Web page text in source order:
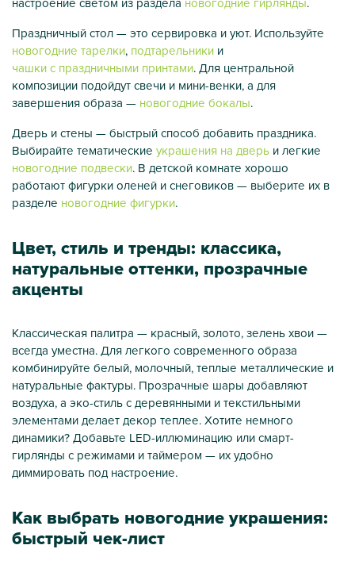
Праздничный стол — это сервировка и уют. Используйте
новогодние тарелки, подтарельники и
чашки с праздничными принтами. Для центральной
композиции подойдут свечи и мини-венки, а для
завершения образа — новогодние бокалы.
Дверь и стены — быстрый способ добавить праздника.
Выбирайте тематические украшения на дверь и легкие
новогодние подвески. В детской комнате хорошо
работают фигурки оленей и снеговиков — выберите их в
разделе новогодние фигурки.
Цвет, стиль и тренды: классика,
натуральные оттенки, прозрачные
акценты
Классическая палитра — красный, золото, зелень хвои —
всегда уместна. Для легкого современного образа
комбинируйте белый, молочный, теплые металлические и
натуральные фактуры. Прозрачные шары добавляют
воздуха, а эко-стиль с деревянными и текстильными
элементами делает декор теплее. Хотите немного
динамики? Добавьте LED-иллюминацию или смарт-
гирлянды с режимами и таймером — их удобно
диммировать под настроение.
Как выбрать новогодние украшения:
быстрый чек-лист